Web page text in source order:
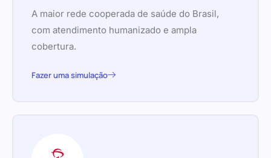
A maior rede cooperada de saúde do Brasil,
com atendimento humanizado e ampla
cobertura.
Fazer uma simulação